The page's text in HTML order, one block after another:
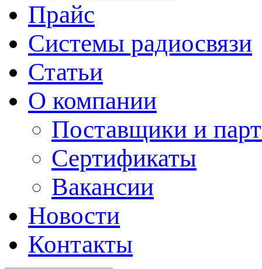
Прайс
Системы радиосвязи
Статьи
О компании
Поставщики и
Cертификаты
Вакансии
Новости
Контакты